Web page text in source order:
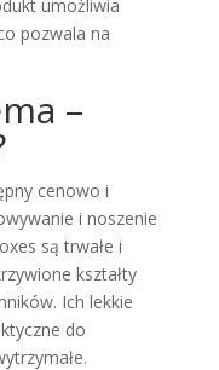
umożliwia
pozwala na
–
cenowo i
i noszenie
są trwałe i
kształty
Ich lekkie
do